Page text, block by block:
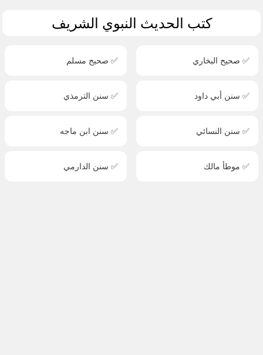
كتب الحديث النبوي الشريف
✅ صحيح البخاري ✅ صحيح مسلم
✅ سنن أبي داود ✅ سنن الترمذي
✅ سنن النسائي ✅ سنن ابن ماجه
✅ موطأ مالك ✅ سنن الدارمي